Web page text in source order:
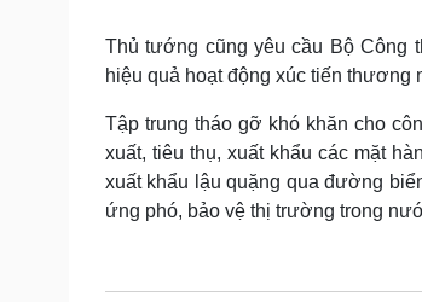
Dinh dưỡng - món ngon
Cây thuốc
Nhi khoa
Nam khoa
Làm đẹp - giảm cân
Phòng mạch online
Ăn sạch sống khỏe
Nhà đẹp
Blog
Thủ tướng cũng yêu cầu Bộ Công
hiệu quả hoạt động xúc tiến thương
Tập trung tháo gỡ khó khăn cho
xuất, tiêu thụ, xuất khẩu các mặt
xuất khẩu lậu quặng qua đường
ứng phó, bảo vệ thị trường trong